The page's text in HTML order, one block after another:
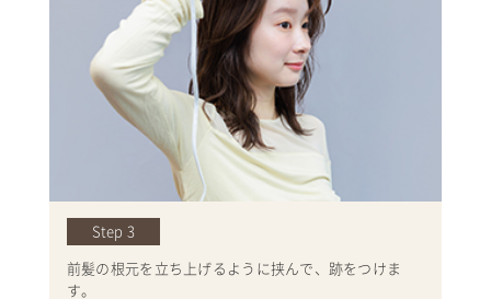
Step 3
前髪の根元を立ち上げるように挟んで、跡をつけま
す。